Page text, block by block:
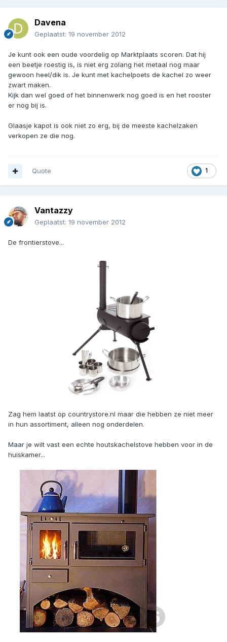
Davena
Geplaatst: 19 november 2012
Je kunt ook een oude voordelig op Marktplaats scoren. Dat hij
een beetje roestig is, is niet erg zolang het metaal nog maar
gewoon heel/dik is. Je kunt met kachelpoets de kachel zo weer
zwart maken.
Kijk dan wel goed of het binnenwerk nog goed is en het rooster
er nog bij is.
Glaasje kapot is ook niet zo erg, bij de meeste kachelzaken
verkopen ze die nog.
1
Quote
Vantazzy
Geplaatst: 19 november 2012
De frontierstove...
Zag hem laatst op countrystore.nl maar die hebben ze niet meer
in hun assortiment, alleen nog onderdelen.
Maar je wilt vast een echte houtskachelstove hebben voor in de
huiskamer...